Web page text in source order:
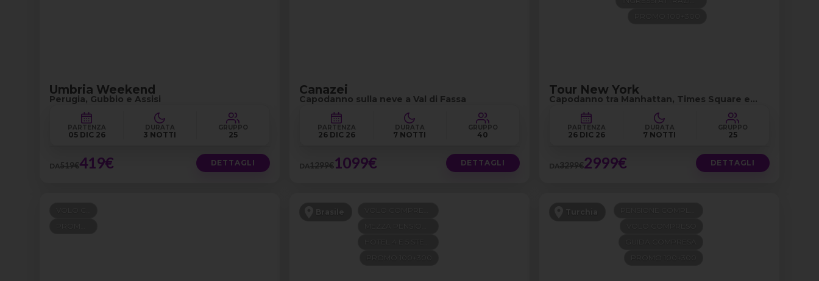
Umbria Weekend
Perugia, Gubbio e Assisi
PARTENZA
05 DIC 26
DURATA
3 NOTTI
GRUPPO
25
DA519€419€ DETTAGLI
Canazei
Capodanno sulla neve a Val di Fassa
PARTENZA
26 DIC 26
DURATA
7 NOTTI
GRUPPO
40
DA1299€1099€ DETTAGLI
Tour New York
Capodanno tra Manhattan, Times Square e
Central Park
PARTENZA
26 DIC 26
DURATA
7 NOTTI
GRUPPO
25
DA3299€2999€ DETTAGLI
Brasile Turchia